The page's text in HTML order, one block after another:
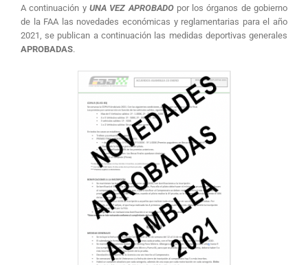
A continuación y UNA VEZ APROBADOpor los órganos de gobierno
de la FAA las novedades económicas y reglamentarias para el año
2021, se publican a continuación las medidas deportivas generales
APROBADAS.